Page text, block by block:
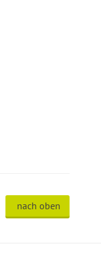
nach oben